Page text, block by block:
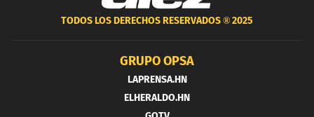
TODOS LOS DERECHOS RESERVADOS ®2025
GRUPO OPSA
LAPRENSA.HN
ELHERALDO.HN